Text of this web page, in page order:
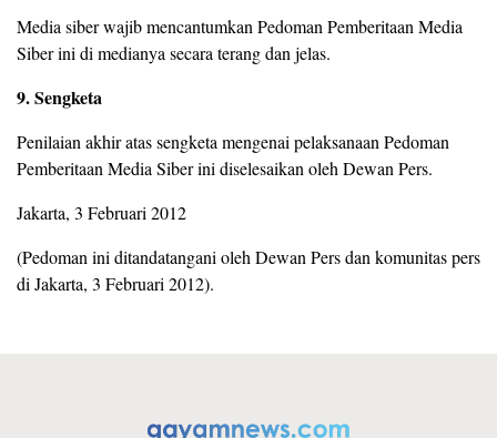
Media siber wajib mencantumkan Pedoman Pemberitaan Media
Siber ini di medianya secara terang dan jelas.
9. Sengketa
Penilaian akhir atas sengketa mengenai pelaksanaan Pedoman
Pemberitaan Media Siber ini diselesaikan oleh Dewan Pers.
Jakarta, 3 Februari 2012
(Pedoman ini ditandatangani oleh Dewan Pers dan komunitas pers
di Jakarta, 3 Februari 2012).